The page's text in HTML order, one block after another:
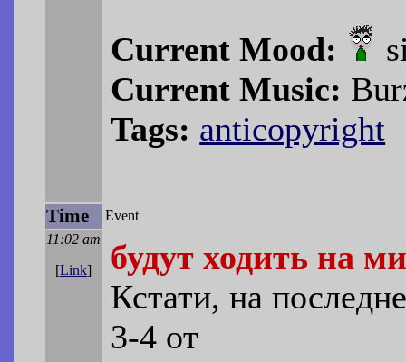
Current Mood:
Current Music:
Tags: anticopyright
Time
Event
11:02 am
[Link]
будут ходить на
Кстати, на
3-4 от